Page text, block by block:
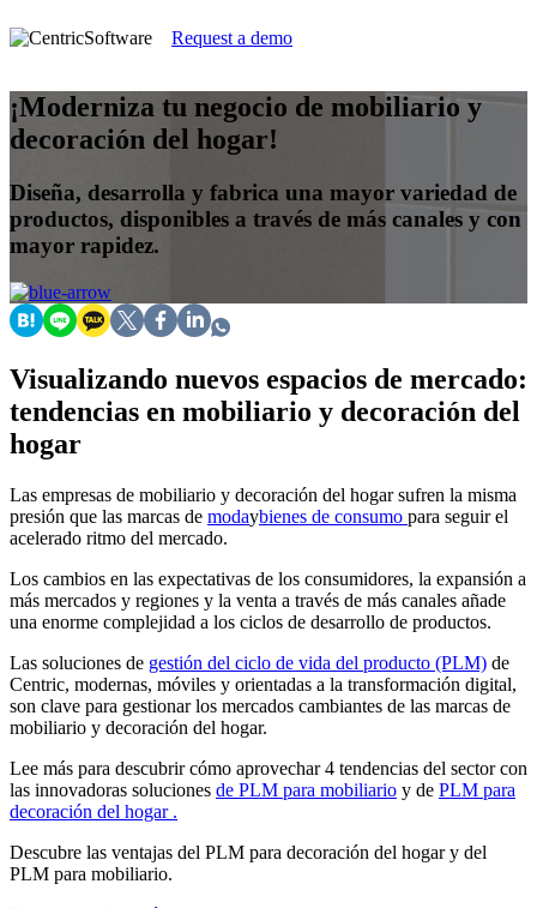
Request a demo
¡Moderniza tu negocio de mobiliario y
decoración del hogar!
Diseña, desarrolla y fabrica una mayor variedad de
productos, disponibles a través de más canales y con
mayor rapidez.
Visualizando nuevos espacios de mercado:
tendencias en mobiliario y decoración del
hogar
Las empresas de mobiliario y decoración del hogar sufren la misma
presión que las marcas de modaybienes de consumo para seguir el
acelerado ritmo del mercado.
Los cambios en las expectativas de los consumidores, la expansión a
más mercados y regiones y la venta a través de más canales añade
una enorme complejidad a los ciclos de desarrollo de productos.
Las soluciones de gestión del ciclo de vida del producto (PLM) de
Centric, modernas, móviles y orientadas a la transformación digital,
son clave para gestionar los mercados cambiantes de las marcas de
mobiliario y decoración del hogar.
Lee más para descubrir cómo aprovechar 4 tendencias del sector con
las innovadoras soluciones de PLM para mobiliario y de PLM para
decoración del hogar .
Descubre las ventajas del PLM para decoración del hogar y del
PLM para mobiliario.